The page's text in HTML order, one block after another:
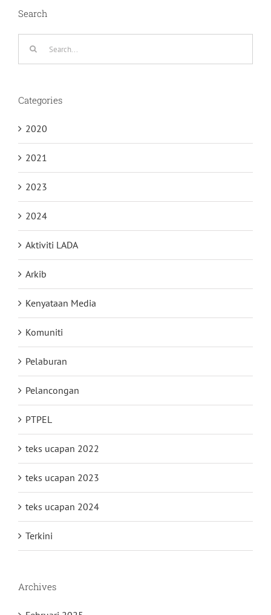
Search
Categories
2020
2021
2023
2024
Aktiviti LADA
Arkib
Kenyataan Media
Komuniti
Pelaburan
Pelancongan
PTPEL
teks ucapan 2022
teks ucapan 2023
teks ucapan 2024
Terkini
Archives